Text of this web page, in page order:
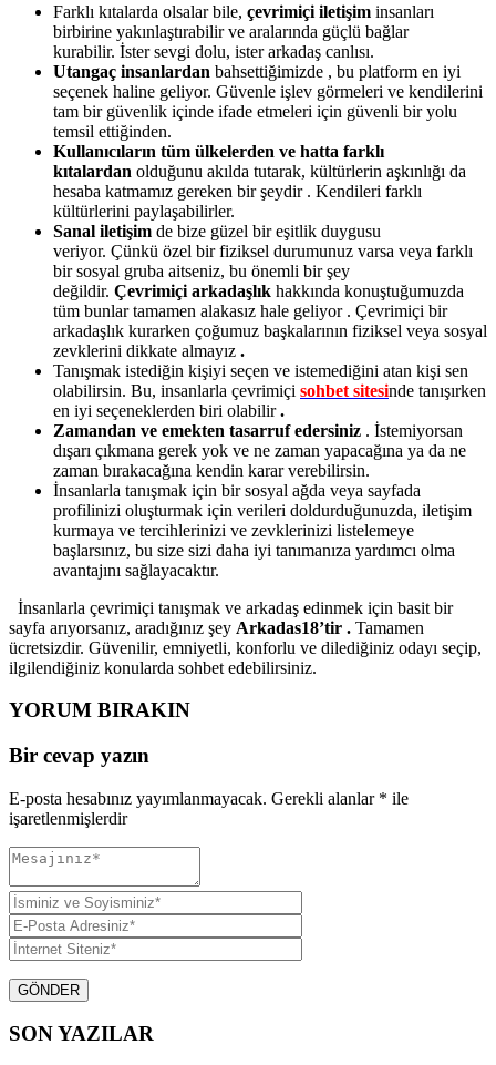
Farklı kıtalarda olsalar bile, çevrimiçi iletişim insanları
birbirine yakınlaştırabilir ve aralarında güçlü bağlar
kurabilir. İster sevgi dolu, ister arkadaş canlısı.
Utangaç insanlardan bahsettiğimizde , bu platform en iyi
seçenek haline geliyor. Güvenle işlev görmeleri ve kendilerini
tam bir güvenlik içinde ifade etmeleri için güvenli bir yolu
temsil ettiğinden.
Kullanıcıların tüm ülkelerden ve hatta farklı
kıtalardan olduğunu akılda tutarak, kültürlerin aşkınlığı da
hesaba katmamız gereken bir şeydir . Kendileri farklı
kültürlerini paylaşabilirler.
Sanal iletişim de bize güzel bir eşitlik duygusu
veriyor. Çünkü özel bir fiziksel durumunuz varsa veya farklı
bir sosyal gruba aitseniz, bu önemli bir şey
değildir. Çevrimiçi arkadaşlık hakkında konuştuğumuzda
tüm bunlar tamamen alakasız hale geliyor . Çevrimiçi bir
arkadaşlık kurarken çoğumuz başkalarının fiziksel veya sosyal
zevklerini dikkate almayız .
Tanışmak istediğin kişiyi seçen ve istemediğini atan kişi sen
olabilirsin. Bu, insanlarla çevrimiçi sohbet sitesinde tanışırken
en iyi seçeneklerden biri olabilir.
Zamandan ve emekten tasarruf edersiniz . İstemiyorsan
dışarı çıkmana gerek yok ve ne zaman yapacağına ya da ne
zaman bırakacağına kendin karar verebilirsin.
İnsanlarla tanışmak için bir sosyal ağda veya sayfada
profilinizi oluşturmak için verileri doldurduğunuzda, iletişim
kurmaya ve tercihlerinizi ve zevklerinizi listelemeye
başlarsınız, bu size sizi daha iyi tanımanıza yardımcı olma
avantajını sağlayacaktır.
İnsanlarla çevrimiçi tanışmak ve arkadaş edinmek için basit bir
sayfa arıyorsanız, aradığınız şey Arkadas18’tir . Tamamen
ücretsizdir. Güvenilir, emniyetli, konforlu ve dilediğiniz odayı seçip,
ilgilendiğiniz konularda sohbet edebilirsiniz.
YORUM BIRAKIN
Bir cevap yazın
E-posta hesabınız yayımlanmayacak. Gerekli alanlar * ile
işaretlenmişlerdir
GÖNDER
SON YAZILAR